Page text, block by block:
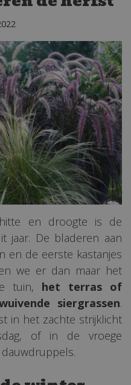
en droogte is de
jaar. De bladeren aan
en de eerste kastanjes
we er dan maar het
tuin, het terras of
siergrassen.
in het zachte strijklicht
of in de vroege